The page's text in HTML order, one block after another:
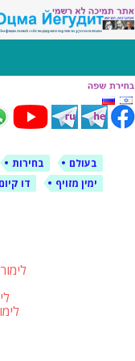
לימין
אתר תמיכה ברוסית
דילוג
לתוכן
בעולם בחירות
ימין מזויף
דו קיום